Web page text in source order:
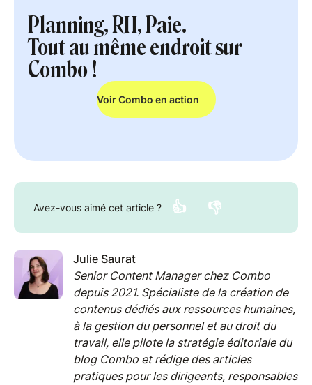
Planning, RH, Paie.
Tout au même endroit sur
Combo !
Voir Combo en action
Avez-vous aimé cet article ? 👍 👎
Julie Saurat
Senior Content Manager chez Combo
depuis 2021. Spécialiste de la création de
contenus dédiés aux ressources humaines,
à la gestion du personnel et au droit du
travail, elle pilote la stratégie éditoriale du
blog Combo et rédige des articles
pratiques pour les dirigeants, responsables